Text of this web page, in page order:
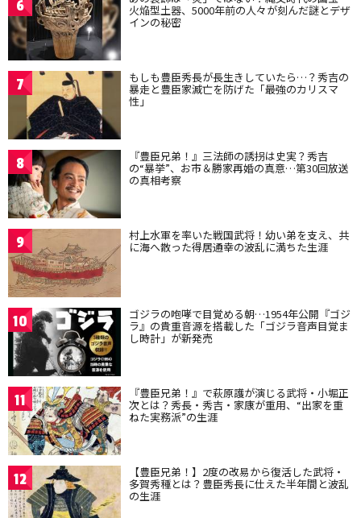
6 火焔型土器、5000年前の人々が刻んだ謎とデザ
インの秘密
7 もしも豊臣秀長が長生きしていたら…？秀吉の
暴走と豊臣家滅亡を防げた「最強のカリスマ
性」
8 『豊臣兄弟！』三法師の誘拐は史実？秀吉
の“暴挙”、お市＆勝家再婚の真意…第30回放送
の真相考察
9 村上水軍を率いた戦国武将！幼い弟を支え、共
に海へ散った得居通幸の波乱に満ちた生涯
10 ゴジラの咆哮で目覚める朝…1954年公開『ゴジ
ラ』の貴重音源を搭載した「ゴジラ音声目覚ま
し時計」が新発売
11 『豊臣兄弟！』で萩原護が演じる武将・小堀正
次とは？秀長・秀吉・家康が重用、“出家を重
ねた実務派”の生涯
12 【豊臣兄弟！】2度の改易から復活した武将・
多賀秀種とは？豊臣秀長に仕えた半年間と波乱
の生涯